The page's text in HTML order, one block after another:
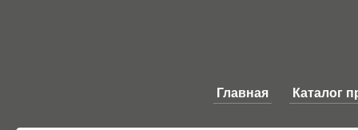
Главная Каталог